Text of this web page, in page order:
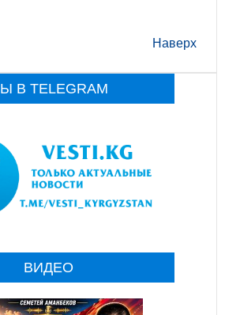
Наверх
В TELEGRAM
ВИДЕО